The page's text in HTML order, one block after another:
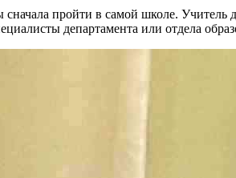
пройти в самой школе.
департамента или отдела